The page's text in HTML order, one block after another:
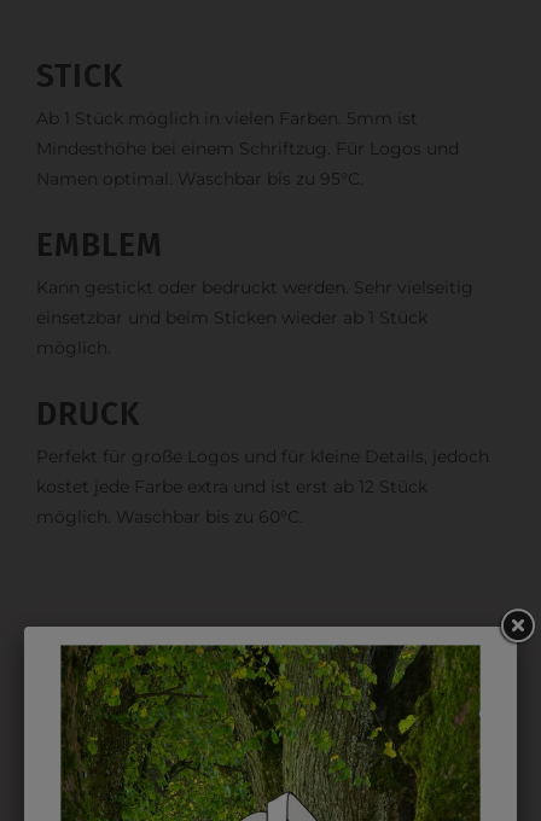
STICK
Ab 1 Stück möglich in vielen Farben. 5mm ist
Mindesthöhe bei einem Schriftzug. Für Logos und
Namen optimal. Waschbar bis zu 95°C.
EMBLEM
Kann gestickt oder bedruckt werden. Sehr vielseitig
einsetzbar und beim Sticken wieder ab 1 Stück
möglich.
DRUCK
Perfekt für große Logos und für kleine Details, jedoch
kostet jede Farbe extra und ist erst ab 12 Stück
möglich. Waschbar bis zu 60°C.
DAS KÖNNTE IHNEN
AUCH GEFALLEN